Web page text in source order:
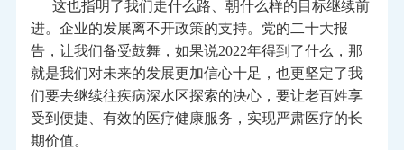
这也指明了我们走什么路、朝什么样的目标继续前
进。企业的发展离不开政策的支持。党的二十大报
告，让我们备受鼓舞，如果说2022年得到了什么，那
就是我们对未来的发展更加信心十足，也更坚定了我
们要去继续往疾病深水区探索的决心，要让老百姓享
受到便捷、有效的医疗健康服务，实现严肃医疗的长
期价值。